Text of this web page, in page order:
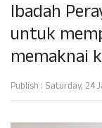
Ibadah
untuk
memaknai
Publish : Saturday, 24